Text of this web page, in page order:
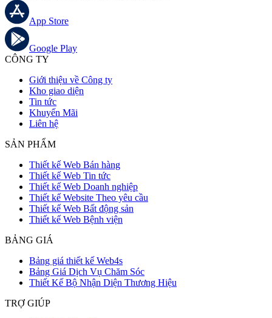
App Store
Google Play
CÔNG TY
Giới thiệu về Công ty
Kho giao diện
Tin tức
Khuyến Mãi
Liên hệ
SẢN PHẨM
Thiết kế Web Bán hàng
Thiết kế Web Tin tức
Thiết kế Web Doanh nghiệp
Thiết kế Website Theo yêu cầu
Thiết kế Web Bất động sản
Thiết kế Web Bệnh viện
BẢNG GIÁ
Bảng giá thiết kế Web4s
Bảng Giá Dịch Vụ Chăm Sóc
Thiết Kế Bộ Nhận Diện Thương Hiệu
TRỢ GIÚP